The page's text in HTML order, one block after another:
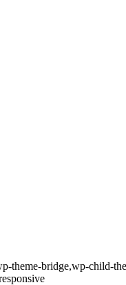
theme-bridge,wp-child-